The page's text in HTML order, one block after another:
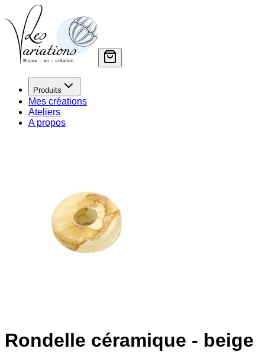
Produits
Mes créations
Ateliers
A propos
Rondelle céramique - beige